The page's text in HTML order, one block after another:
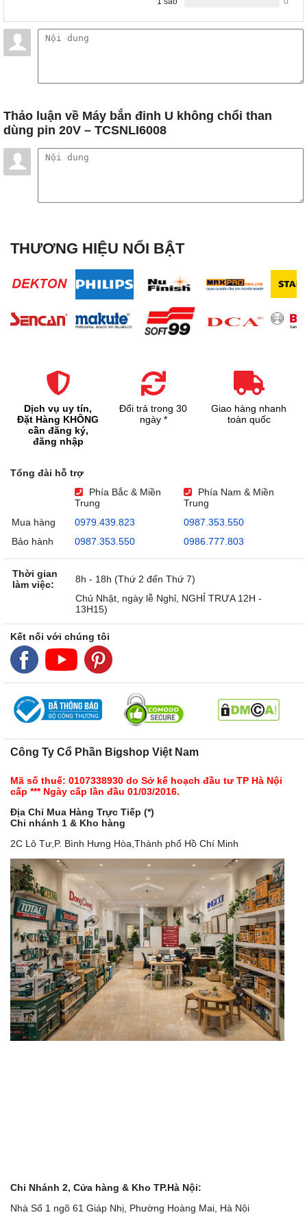
Thảo luận về Máy bắn đinh U không chổi than
dùng pin 20V – TCSNLI6008
THƯƠNG HIỆU NỔI BẬT
Dịch vụ uy tín,
Đặt Hàng KHÔNG
cần đăng ký,
đăng nhập
Đổi trả trong 30
ngày *
Giao hàng nhanh
toàn quốc
Tổng đài hỗ trợ
Phía Bắc & Miền
Trung
Phía Nam & Miền
Trung
Mua hàng
0979.439.823
0987.353.550
Bảo hành
0987.353.550 0986.777.803
Thời gian
làm việc:
8h - 18h (Thứ 2 đến Thứ 7)
Chủ Nhật, ngày lễ Nghỉ, NGHỈ TRƯA 12H -
13H15)
Kết nối với chúng tôi
Công Ty Cổ Phần Bigshop Việt Nam
Mã số thuế: 0107338930 do Sở kế hoạch đầu tư TP Hà Nội
cấp *** Ngày cấp lần đầu 01/03/2016.
Địa Chỉ Mua Hàng Trực Tiếp (*)
Chi nhánh 1 & Kho hàng
2C Lô Tư,P. Bình Hưng Hòa,Thành phố Hồ Chí Minh
Chi Nhánh 2, Cửa hàng & Kho TP.Hà Nội:
Nhà Số 1 ngõ 61 Giáp Nhị, Phường Hoàng Mai, Hà Nội